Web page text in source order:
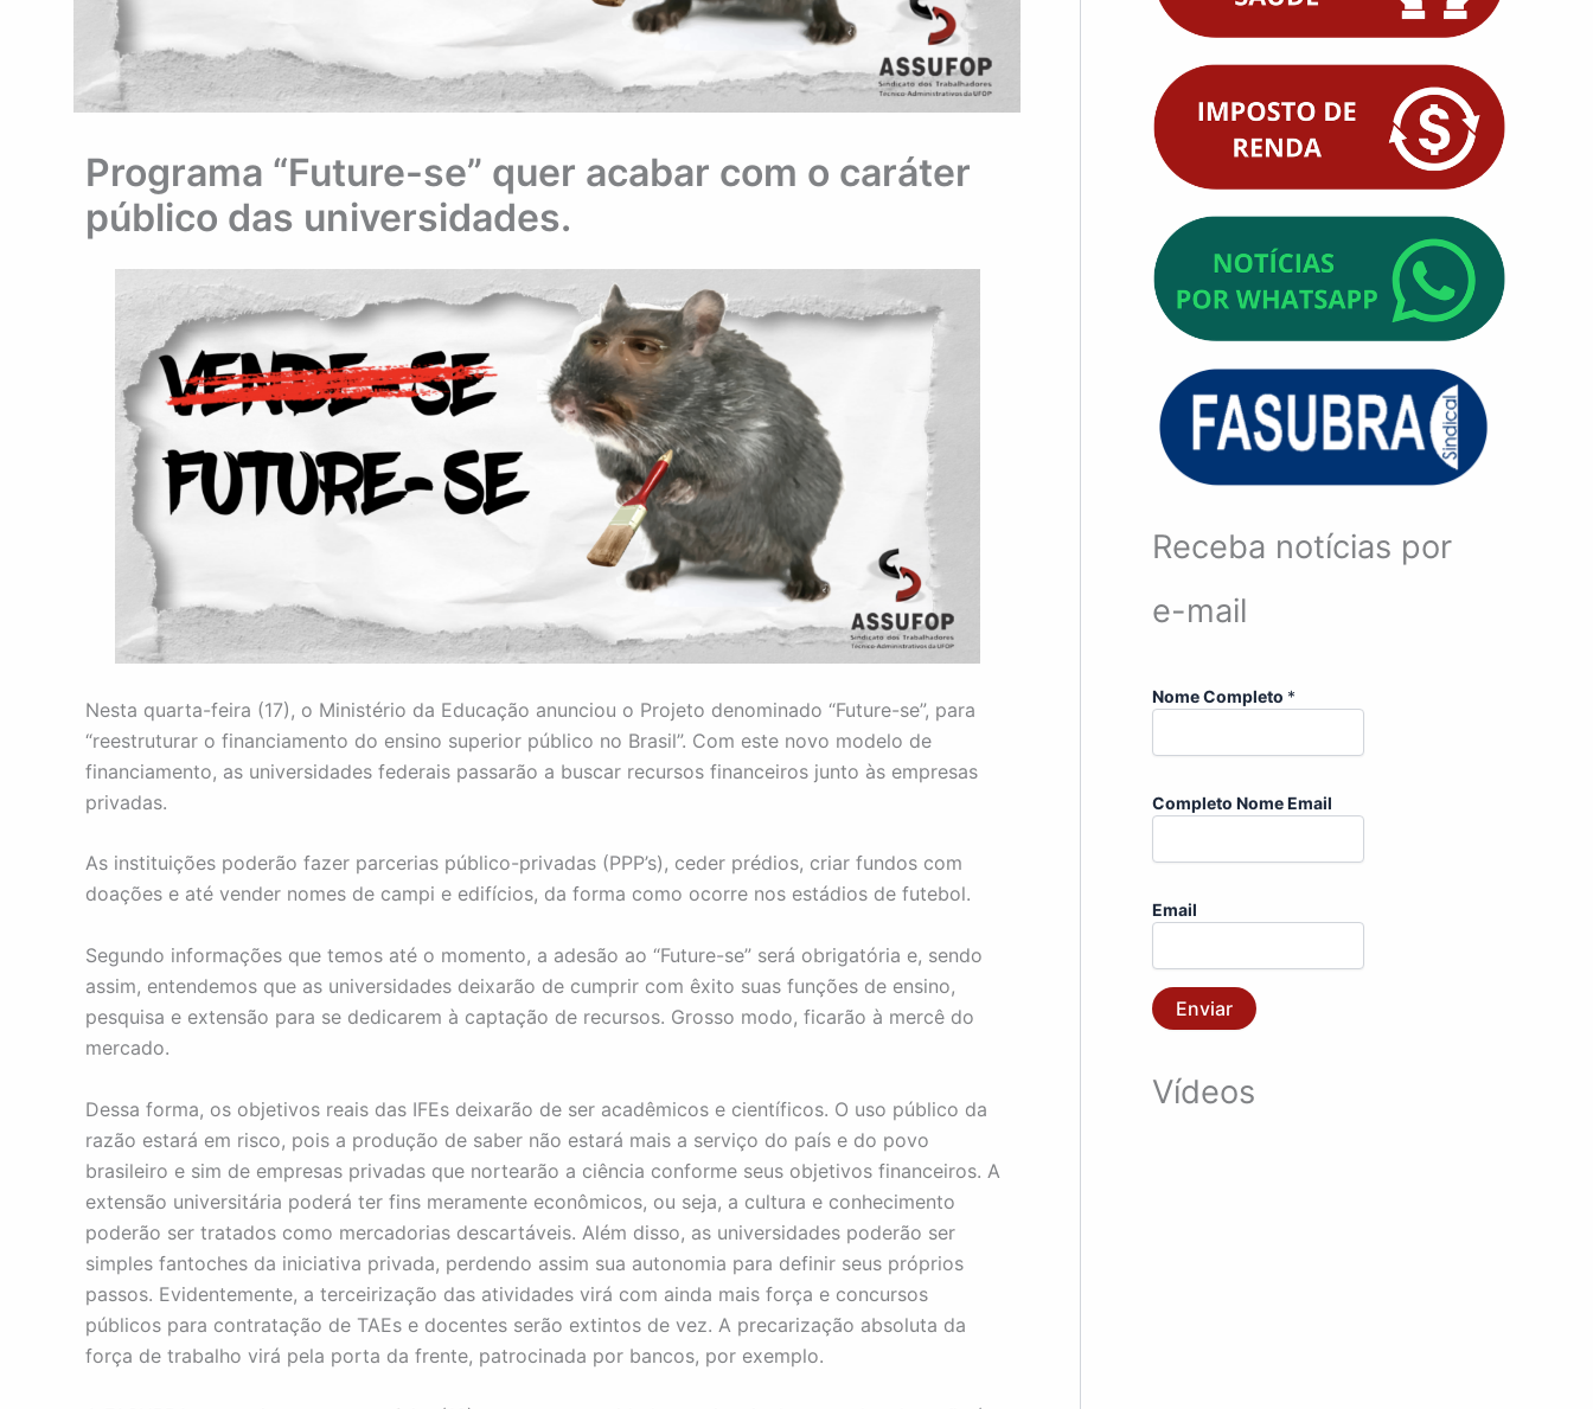
Programa “Future-se” quer acabar com o caráter
público das universidades.
Nesta quarta-feira (17), o Ministério da Educação anunciou o Projeto denominado “Future-se”, para
“reestruturar o financiamento do ensino superior público no Brasil”. Com este novo modelo de
financiamento, as universidades federais passarão a buscar recursos financeiros junto às empresas
privadas.
As instituições poderão fazer parcerias público-privadas (PPP’s), ceder prédios, criar fundos com
doações e até vender nomes de campi e edifícios, da forma como ocorre nos estádios de futebol.
Segundo informações que temos até o momento, a adesão ao “Future-se” será obrigatória e, sendo
assim, entendemos que as universidades deixarão de cumprir com êxito suas funções de ensino,
pesquisa e extensão para se dedicarem à captação de recursos. Grosso modo, ficarão à mercê do
mercado.
Dessa forma, os objetivos reais das IFEs deixarão de ser acadêmicos e científicos. O uso público da
razão estará em risco, pois a produção de saber não estará mais a serviço do país e do povo
brasileiro e sim de empresas privadas que nortearão a ciência conforme seus objetivos financeiros. A
extensão universitária poderá ter fins meramente econômicos, ou seja, a cultura e conhecimento
poderão ser tratados como mercadorias descartáveis. Além disso, as universidades poderão ser
simples fantoches da iniciativa privada, perdendo assim sua autonomia para definir seus próprios
passos. Evidentemente, a terceirização das atividades virá com ainda mais força e concursos
públicos para contratação de TAEs e docentes serão extintos de vez. A precarização absoluta da
força de trabalho virá pela porta da frente, patrocinada por bancos, por exemplo.
Receba notícias por
e-mail
Nome Completo *
Completo Nome Email
Email
Enviar
Vídeos